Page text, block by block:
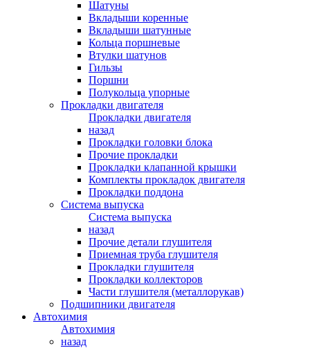
Шатуны
Вкладыши коренные
Вкладыши шатунные
Кольца поршневые
Втулки шатунов
Гильзы
Поршни
Полукольца упорные
Прокладки двигателя
Прокладки двигателя
назад
Прокладки головки блока
Прочие прокладки
Прокладки клапанной крышки
Комплекты прокладок двигателя
Прокладки поддона
Система выпуска
Система выпуска
назад
Прочие детали глушителя
Приемная труба глушителя
Прокладки глушителя
Прокладки коллекторов
Части глушителя (металлорукав)
Подшипники двигателя
Автохимия
Автохимия
назад